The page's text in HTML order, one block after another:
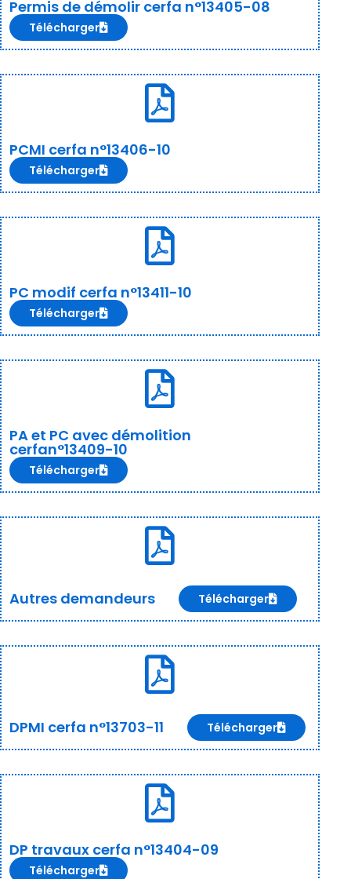
Permis de démolir cerfa n°13405-08
Télécharger
PCMI cerfa n°13406-10
Télécharger
PC modif cerfa n°13411-10
Télécharger
PA et PC avec démolition
cerfan°13409-10
Télécharger
Autres demandeurs Télécharger
DPMI cerfa n°13703-11 Télécharger
DP travaux cerfa n°13404-09
Télécharger